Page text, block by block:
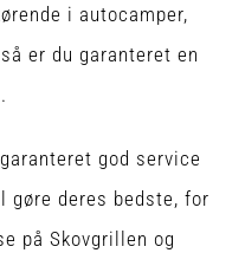
i autocamper,
er du garanteret en
god service
gøre deres bedste, for
på Skovgrillen og